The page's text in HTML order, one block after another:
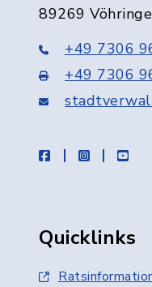
89269
+49 7306
+49 7306
facebookinstagram
Quicklinks